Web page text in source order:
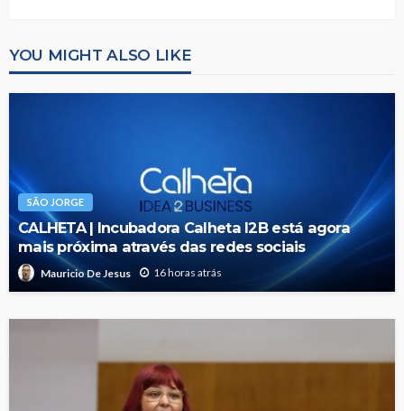
YOU MIGHT ALSO LIKE
SÃO JORGE
CALHETA | Incubadora Calheta I2B está agora
mais próxima através das redes sociais
Mauricio De Jesus 16 horas atrás